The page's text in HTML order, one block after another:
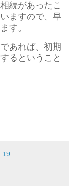
続があったこ
ますので、早
す。
あれば、初期
るということ